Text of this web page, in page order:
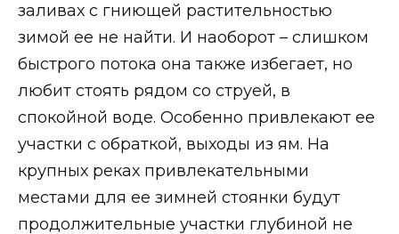
заливах с гниющей растительностью
зимой ее не найти. И наоборот – слишком
быстрого потока она также избегает, но
любит стоять рядом со струей, в
спокойной воде. Особенно привлекают ее
участки с обраткой, выходы из ям. На
крупных реках привлекательными
местами для ее зимней стоянки будут
продолжительные участки глубиной не